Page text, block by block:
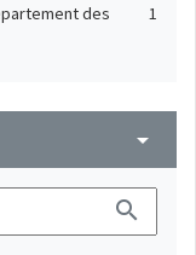
des
1
arrow_drop_down
search